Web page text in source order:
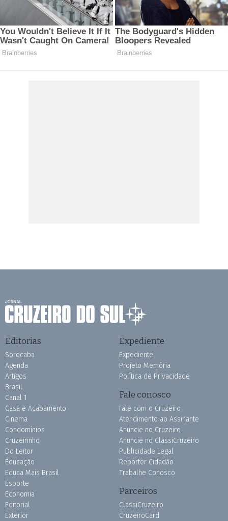
Editorias
Sorocaba
Agenda
Artigos
Brasil
Canal 1
Casa e Acabamento
Cinema
Condomínios
Cruzeirinho
Do Leitor
Educação
Educa Mais Brasil
Esporte
Economia
Editorial
Exterior
Expediente
Expediente
Projeto Memória
Política de Privacidade
Fale conosco
Fale com o Cruzeiro
Atendimento ao Assinante
Anuncie no Cruzeiro
Anuncie no ClassiCruzeiro
Publicidade Legal
Repórter Cidadão
Trabalhe Conosco
Parceiros
ClassiCruzeiro
CruzeiroCard